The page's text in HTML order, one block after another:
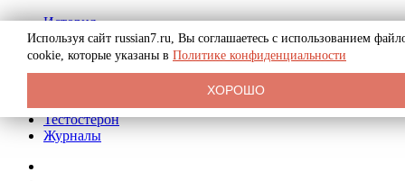
История
Биография
Криминал
Реклама на сайте
Тестостерон
Журналы
Используя сайт russian7.ru, Вы соглашаетесь с использованием
cookie, которые указаны в Политике конфиденциальности
ХОРОШО